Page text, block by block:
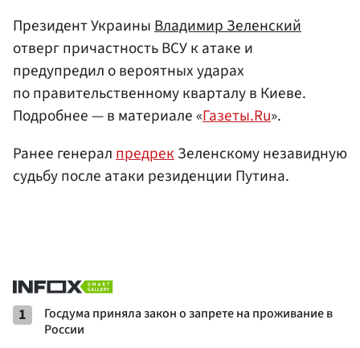
Президент УкраиныВладимир Зеленский
отверг причастность ВСУ к атаке и
предупредил о вероятных ударах
по правительственному кварталу в Киеве.
Подробнее — в материале «Газеты.Ru».
Ранее генералпредрекЗеленскому незавидную
судьбу после атаки резиденции Путина.
1
Госдума приняла закон о запрете на проживание в
России